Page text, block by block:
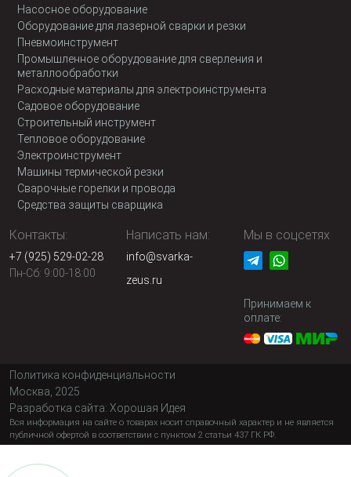
Насосное оборудование
Оборудование для лазерной сварки и резки
Пневмоинструмент
Промышленное оборудование для сверления и
металлообработки
Расходные материалы для электроинструмента
Садовое оборудование
Строительный инструмент
Тепловое оборудование
Электроинструмент
Машины термической резки
Сварочные горелки и провода
Средства защиты сварщика
Контакты:
+7 (925) 529-02-28
Пн-Сб: 9:00-18:00
Написать нам:
info@svarka-
zeus.ru
Мы в соцсетях
Принимаем к
оплате:
Политика конфиденциальности
Москва, 2025
Разработка сайта: Хорошая Идея
Вся информация на сайте о товарах носит справочный характер и не является
публичной офертой в соответствии с пунктом 2 статьи 437 ГК РФ.